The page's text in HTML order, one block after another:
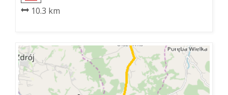
10.3 km